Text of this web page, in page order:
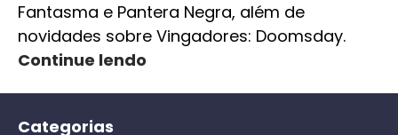
Fantasma e Pantera Negra, além de
novidades sobre Vingadores: Doomsday.
Continue lendo
Categorias